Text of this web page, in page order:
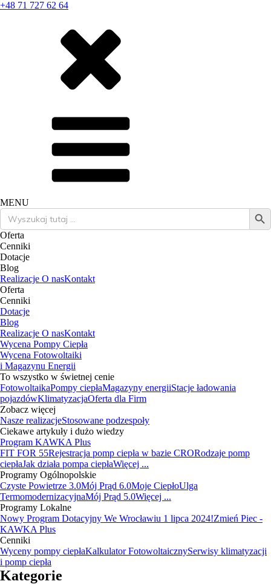
+48 71 727 62 64
MENU
Search
for:
Search Button
Oferta
Cenniki
Dotacje
Blog
Realizacje O nasKontakt
Oferta
Cenniki
Dotacje
Blog
Realizacje O nasKontakt
Wycena Pompy Ciepła
Wycena Fotowoltaiki
i Magazynu Energii
To wszystko w świetnej cenie
FotowoltaikaPompy ciepłaMagazyny energiiStacje ładowania
pojazdówKlimatyzacjaOferta dla Firm
Zobacz więcej
Nasze realizacjeStosowane podzespoły
Ciekawe artykuły i dużo wiedzy
Program KAWKA Plus
FIT FOR 55Rejestracja pomp ciepła w bazie CRORodzaje pomp
ciepłaJak działa pompa ciepłaWięcej ...
Programy Ogólnopolskie
Czyste Powietrze 3.0Mój Prąd 6.0Moje CiepłoUlga
TermomodernizacyjnaMój Prąd 5.0Więcej ...
Programy Lokalne
Nowy Program Dotacyjny We Wrocławiu 1 lipca 2024!Zmień Piec -
KAWKA Plus
Cenniki
Wyceny pompy ciepłaKalkulator FotowoltaicznySerwisy klimatyzacji
i pomp ciepła
Kategorie